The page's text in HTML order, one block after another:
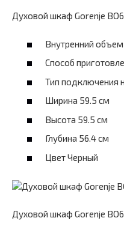
Духовой шкаф Gorenje
Внутренний объем
Способ
Тип подключения
Ширина 59.5 см
Высота 59.5 см
Глубина 56.4 см
Цвет Черный
Духовой шкаф Gorenje